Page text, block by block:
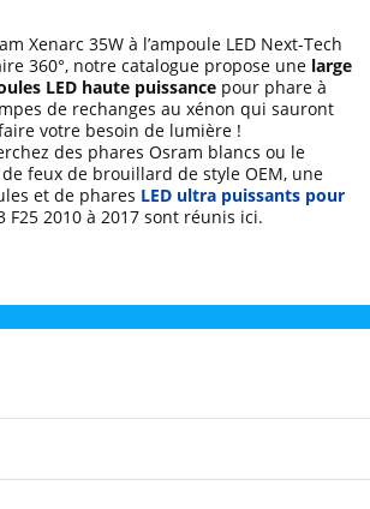
Xenarc 35W à l’ampoule LED Next-Tech
360°, notre catalogue propose une large
LEDhaute puissancepour phare à
de rechanges au xénon qui sauront
votre besoin de lumière !
des phares Osram blancs ou le
feux de brouillard de style OEM, une
et de phares LED ultra puissants pour
F25 2010 à 2017 sont réunis ici.